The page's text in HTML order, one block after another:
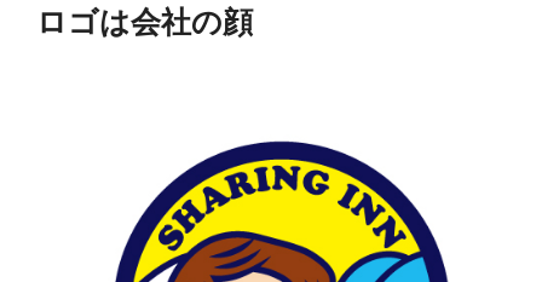
ロゴは会社の顔